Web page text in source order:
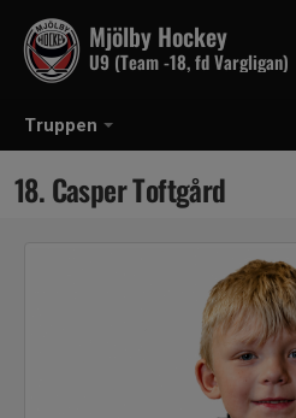
Truppen
Mjölby Hockey
U9 (Team -18, fd Vargligan)
18. Casper Toftgård